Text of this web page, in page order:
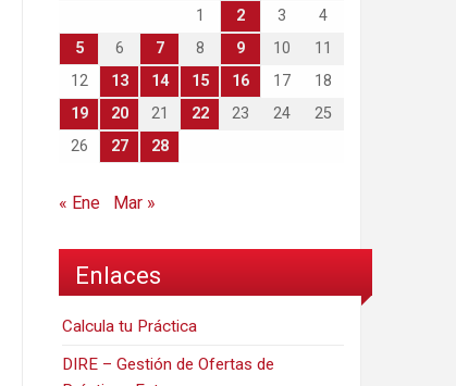
1
2 3
4
5
6 7 8 9 10
11
12
13 14 15 16 17
18
19
20 21 22 23 24
25
26
27 28
« Ene Mar »
Enlaces
Calcula tu Práctica
DIRE – Gestión de Ofertas de